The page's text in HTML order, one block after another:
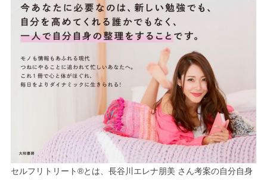
セルフリトリート®︎とは、長谷川エレナ朋美 さん考案の自分自身